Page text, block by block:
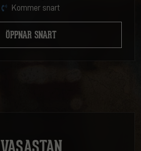
Kommer snart
ÖPPNAR SNART